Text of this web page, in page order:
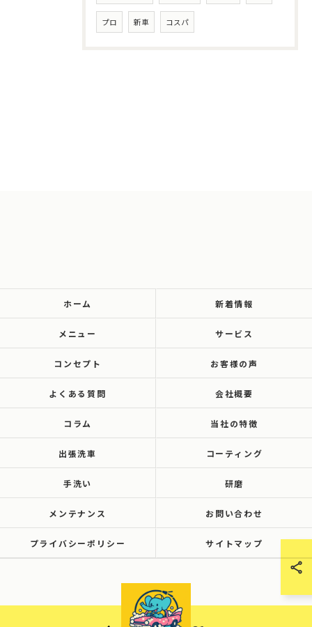
プロ 新車 コスパ
ホーム 新着情報
メニュー サービス
コンセプト お客様の声
よくある質問 会社概要
コラム 当社の特徴
出張洗車 コーティング
手洗い 研磨
メンテナンス お問い合わせ
プライバシーポリシー サイトマップ